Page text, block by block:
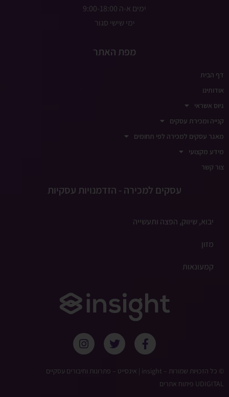
ימים א-ה 9:00-18:00
ימי שישי סגור
מפת האתר
דף הבית
אודותינו
גיוס אשראי
קנייה ומכירת עסקים
מאגר עסקים למכירה לפי תחומים
מידע מקצועי
צור קשר
עסקים למכירה - הזדמנויות עסקיות
יבוא, שיווק, הפצה ותעשייה
מזון
קמעונאות
© כל הזכויות שמורות – ‫insight | אינסייט – פתרונות וחיבורים עסקיים
UDIGITAL פיתוח אתרים